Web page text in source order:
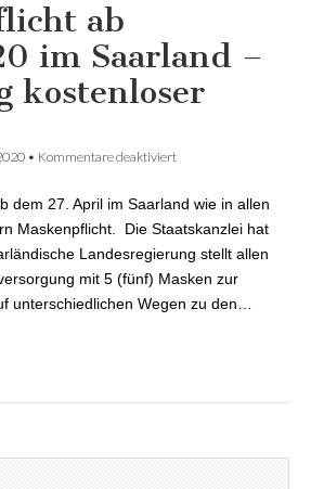
ab
im Saarland –
kostenloser
• Kommentare deaktiviert
kostenloser Masken
dem 27. April im Saarland wie in allen
Maskenpflicht. Die Staatskanzlei hat
Landesregierung stellt allen
mit 5 (fünf) Masken zur
unterschiedlichen Wegen zu den…